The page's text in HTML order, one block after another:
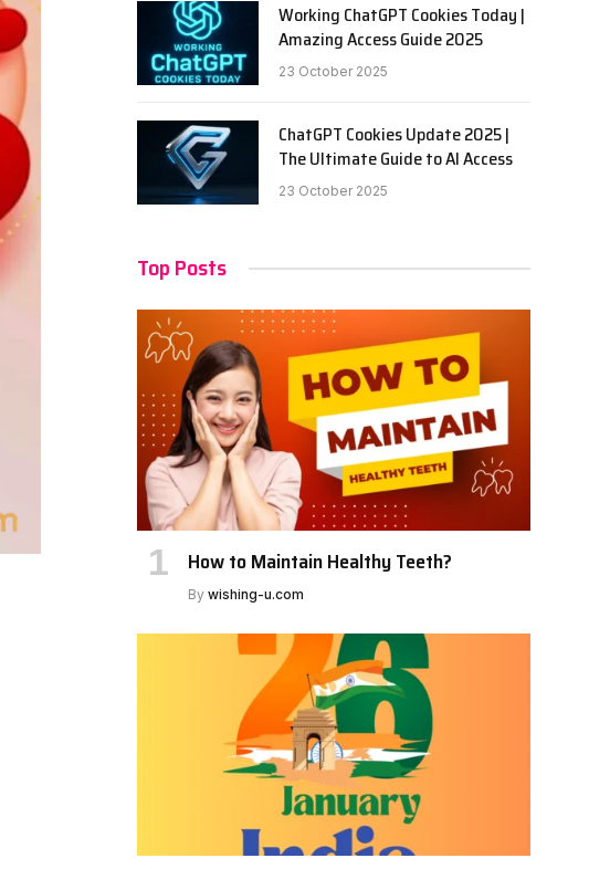
Working ChatGPT Cookies Today |
Amazing Access Guide 2025
23 October 2025
ChatGPT Cookies Update 2025 |
The Ultimate Guide to AI Access
23 October 2025
Top Posts
How to Maintain Healthy Teeth?
By wishing-u.com